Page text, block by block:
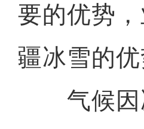
要的优势
疆冰雪的优
气候因